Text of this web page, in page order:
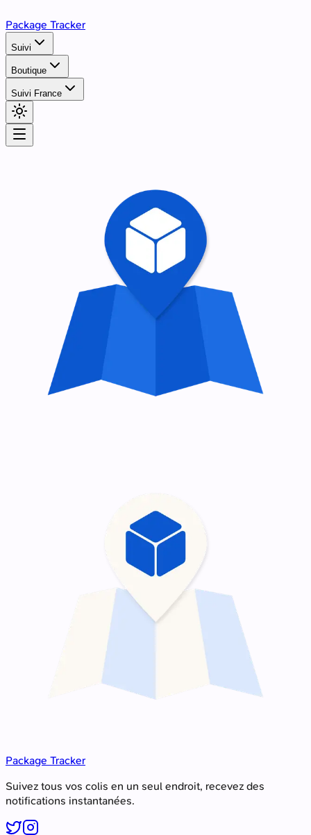
Package Tracker
Suivi
Boutique
Suivi France
Package Tracker
Suivez tous vos colis en un seul endroit, recevez des
notifications instantanées.